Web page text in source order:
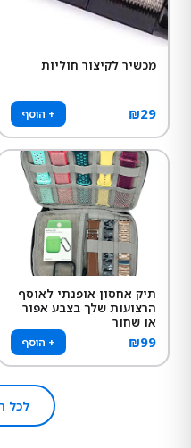
מכשיר לקיצור חוליות
₪29 + הוסף
תיק אחסון אופנתי לאוסף
הרצועות שלך בצבע אפור
או שחור
₪99 + הוסף
לכל